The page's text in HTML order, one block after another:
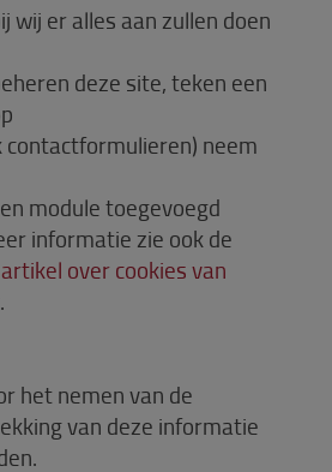
wij er alles aan zullen doen
deze site, teken een
neem
module toegevoegd
informatie zie ook de
over cookies van
.
het nemen van de
van deze informatie